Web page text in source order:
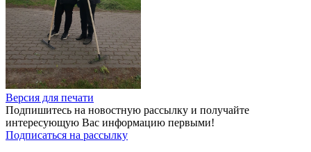
Версия для печати
Подпишитесь на новостную рассылку и получайте
интересующую Вас информацию первыми!
Подписаться на рассылку